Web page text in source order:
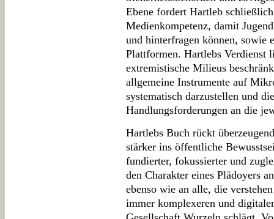
Ebene fordert Hartleb
Medienkompetenz, damit
und hinterfragen können, sowie
Plattformen. Hartlebs Verdienst
extremistische Milieus
allgemeine Instrumente auf
systematisch darzustellen und
Handlungsforderungen an die
Hartlebs Buch rückt
stärker ins öffentliche
fundierter, fokussierter und
den Charakter eines Plädoyers
ebenso wie an alle, die
immer komplexeren und